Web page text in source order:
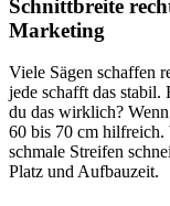
Schnittbreite
Marketing
Viele Sägen schaffen
jede schafft das
du das wirklich?
60 bis 70 cm hilfreich.
schmale Streifen
Platz und Aufbauzeit.